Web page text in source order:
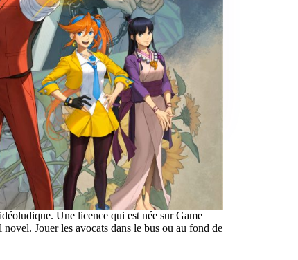
Une licence qui est née sur Game
Jouer les avocats dans le bus ou au fond de